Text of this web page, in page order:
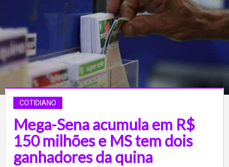
COTIDIANO
Mega-Sena acumula em R$
150 milhões e MS tem dois
ganhadores da quina